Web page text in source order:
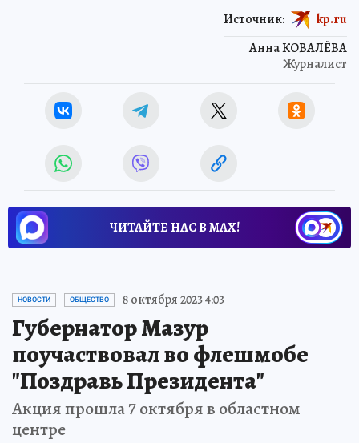
Анна КОВАЛЁВА
Журналист
Источник: kp.ru
ЧИТАЙТЕ НАС В МАХ!
НОВОСТИ ОБЩЕСТВО 8 октября 2023 4:03
Губернатор Мазур
поучаствовал во флешмобе
"Поздравь Президента"
Акция прошла 7 октября в областном
центре